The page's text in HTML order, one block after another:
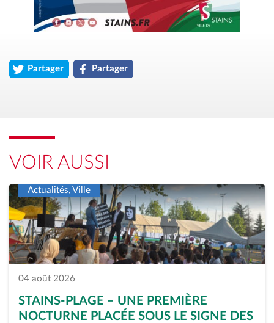
Partager
l'article « Rassemblement solidaire au peuple palestinien »
Partager
l'article « Rassemblement solidaire au
VOIR AUSSI
Actualités, Ville
04 août 2026
STAINS-PLAGE – UNE PREMIÈRE
NOCTURNE PLACÉE SOUS LE SIGNE DES